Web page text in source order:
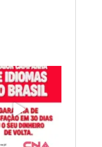
Robótica, IA e